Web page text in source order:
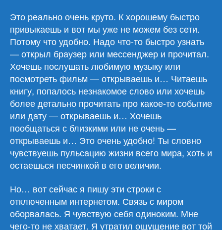
Это реально очень круто. К хорошему быстро
привыкаешь и вот мы уже не можем без сети.
Потому что удобно. Надо что-то быстро узнать
— открыл браузер или мессенджер и прочитал.
Хочешь послушать любимую музыку или
посмотреть фильм — открываешь и… Читаешь
книгу, попалось незнакомое слово или хочешь
более детально прочитать про какое-то событие
или дату — открываешь и… Хочешь
пообщаться с близкими или не очень —
открываешь и… Это очень удобно! Ты словно
чувствуешь пульсацию жизни всего мира, хоть и
остаешься песчинкой в его величии.
Но… вот сейчас я пишу эти строки с
отключенным интернетом. Связь с миром
оборвалась. Я чувствую себя одиноким. Мне
чего-то не хватает. Я утратил ощущение вот той